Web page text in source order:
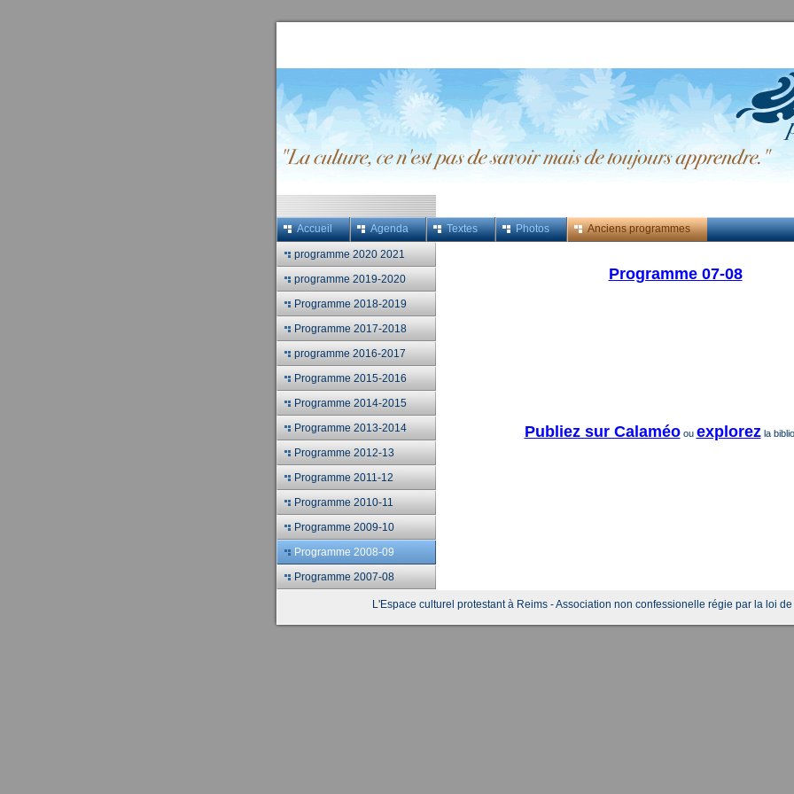
Accueil Agenda Textes Photos Anciens programmes
programme 2020 2021
programme 2019-2020
Programme 2018-2019
Programme 2017-2018
programme 2016-2017
Programme 2015-2016
Programme 2014-2015
Programme 2013-2014
Programme 2012-13
Programme 2011-12
Programme 2010-11
Programme 2009-10
Programme 2008-09
Programme 2007-08
Programme 07-08
Publiez sur Calaméoou explorezla
L'Espace culturel protestant à Reims - Association non confessionelle régie par la loi